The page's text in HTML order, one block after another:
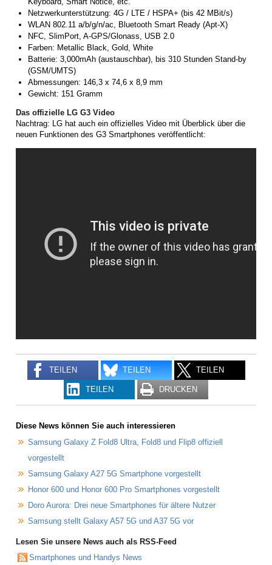
Netzwerkunterstützung: 4G / LTE / HSPA+ (bis 42 MBit/s)
WLAN 802.11 a/b/g/n/ac, Bluetooth Smart Ready (Apt-X)
NFC, SlimPort, A-GPS/Glonass, USB 2.0
Farben: Metallic Black, Gold, White
Batterie: 3,000mAh (austauschbar), bis 310 Stunden Stand-by
(GSM/UMTS)
Abmessungen: 146,3 x 74,6 x 8,9 mm
Gewicht: 151 Gramm
Das offizielle LG G3 Video
Nachtrag: LG hat auch ein offizielles Video mit Überblick über die
neuen Funktionen des G3 Smartphones veröffentlicht:
TEILEN TEILEN TEILEN
TEILEN DRUCKEN
Diese News können Sie auch interessieren
Samsung Galaxy Z Fold8 Ultra, Fold8 und Flip8 offiziell
vorgestellt
Samsung Galaxy A27 5G Smartphone vorgestellt
Honor 600 und Honor 600 Pro Smartphones vorgestellt
Doro Aurora: Drei neue Smartphones für ältere Nutzer
Samsung stellt Galaxy A57 5G und A37 5G vor
Lesen Sie unsere News auch als RSS-Feed
Smartphones und Handys News